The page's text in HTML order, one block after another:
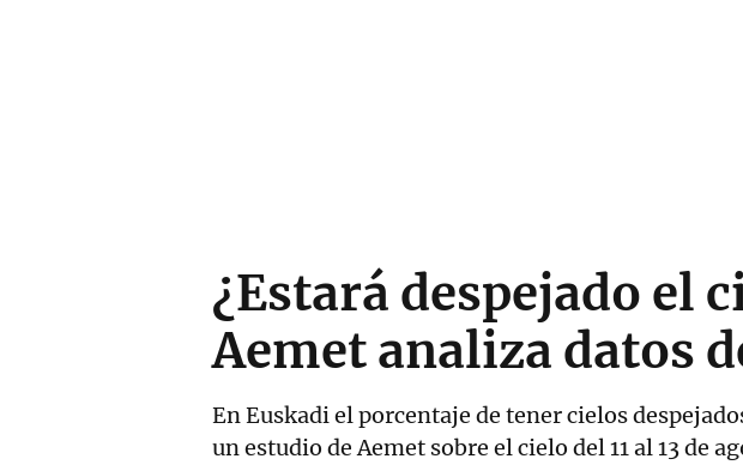
¿Estará despejado el
Aemet analiza datos
En Euskadi el porcentaje de tener cielos
un estudio de Aemet sobre el cielo del 11 al 13 de